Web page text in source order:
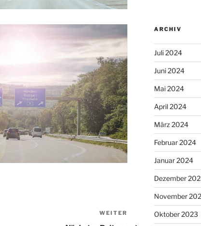
Nächster
WEITER
ARCHIV
Juli 2024
Juni 2024
Mai 2024
April 2024
März 2024
Februar 2024
Januar 2024
Dezember
November
Oktober 2023